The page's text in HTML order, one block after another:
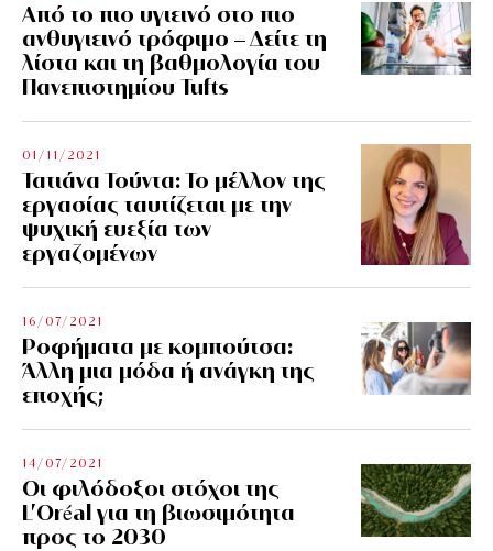
Από το πιο υγιεινό στο πιο
ανθυγιεινό τρόφιμο – Δείτε τη
λίστα και τη βαθμολογία του
Πανεπιστημίου Tufts
01/11/2021
Τατιάνα Τούντα: Το μέλλον της
εργασίας ταυτίζεται με την
ψυχική ευεξία των
εργαζομένων
16/07/2021
Ροφήματα με κομπούτσα:
Άλλη μια μόδα ή ανάγκη της
εποχής;
14/07/2021
Οι φιλόδοξοι στόχοι της
L’Oréal για τη βιωσιμότητα
προς το 2030